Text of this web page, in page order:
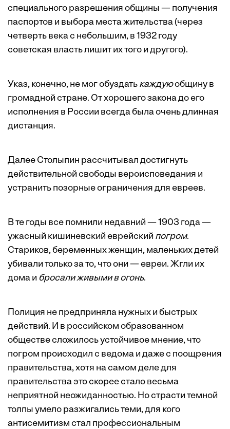
специального разрешения общины — получения
паспортов и выбора места жительства (через
четверть века с небольшим, в 1932 году
советская власть лишит их того и другого).
Указ, конечно, не мог обуздать каждуюобщину в
громадной стране. От хорошего закона до его
исполнения в России всегда была очень длинная
дистанция.
Далее Столыпин рассчитывал достигнуть
действительной свободы вероисповедания и
устранить позорные ограничения для евреев.
В те годы все помнили недавний — 1903 года —
ужасный кишиневский еврейский погром.
Стариков, беременных женщин, маленьких детей
убивали только за то, что они — евреи. Жгли их
дома и бросали живыми в огонь.
Полиция не предприняла нужных и быстрых
действий. И в российском образованном
обществе сложилось устойчивое мнение, что
погром происходил с ведома и даже с поощрения
правительства, хотя на самом деле для
правительства это скорее стало весьма
неприятной неожиданностью. Но страсти темной
толпы умело разжигались теми, для кого
антисемитизм стал профессиональным